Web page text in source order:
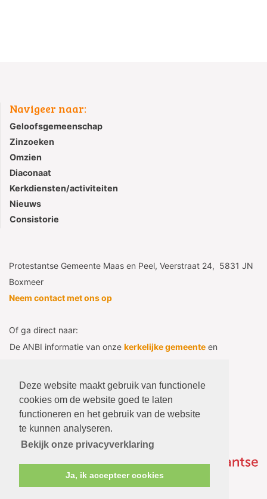
Deze website maakt gebruik van functionele
cookies om de website goed te laten
functioneren en het gebruik van de website
te kunnen analyseren.
Bekijk onze privacyverklaring
Ja, ik accepteer cookies
Navigeer naar:
Geloofsgemeenschap
Zinzoeken
Omzien
Diaconaat
Kerkdiensten/activiteiten
Nieuws
Consistorie
Protestantse Gemeente Maas en Peel, Veerstraat 24, 5831 JN
Boxmeer
Neem contact met ons op
Of ga direct naar:
De ANBI informatie van onze kerkelijke gemeente en
Consistorie- het afgeschermde deel
Voor beheerders
Naar webmail